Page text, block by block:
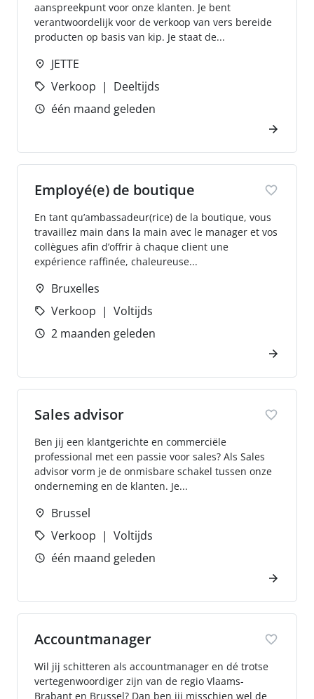
aanspreekpunt voor onze klanten. Je bent
verantwoordelijk voor de verkoop van vers bereide
producten op basis van kip. Je staat de...
JETTE
Verkoop
Deeltijds
één maand geleden
Employé(e) de boutique
En tant qu’ambassadeur(rice) de la boutique, vous
travaillez main dans la main avec le manager et vos
collègues afin d’offrir à chaque client une
expérience raffinée, chaleureuse...
Bruxelles
Verkoop
Voltijds
2 maanden geleden
Sales advisor
Ben jij een klantgerichte en commerciële
professional met een passie voor sales? Als Sales
advisor vorm je de onmisbare schakel tussen onze
onderneming en de klanten. Je...
Brussel
Verkoop
Voltijds
één maand geleden
Accountmanager
Wil jij schitteren als accountmanager en dé trotse
vertegenwoordiger zijn van de regio Vlaams-
Brabant en Brussel? Dan ben jij misschien wel de